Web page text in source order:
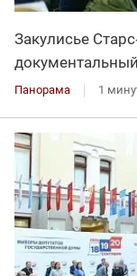
Закулисье
Панорама 1